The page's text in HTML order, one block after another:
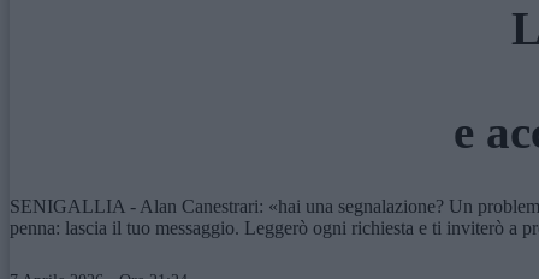
e
SENIGALLIA - Alan Canestrari: «hai una segnalazione? Un
penna: lascia il tuo messaggio. Leggerò ogni richiesta e ti inviterò a